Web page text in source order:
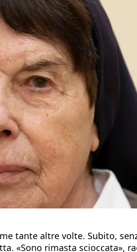
tante altre volte. Subito,
«Sono rimasta scioccata»,